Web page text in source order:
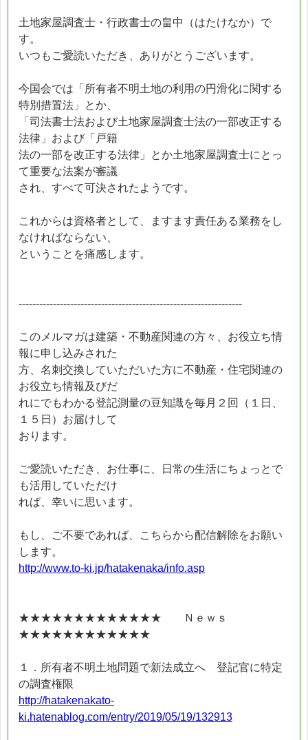
土地家屋調査士・行政書士の畠中（はたけなか）で
す。
いつもご愛読いただき、ありがとうございます。
今国会では「所有者不明土地の利用の円滑化に関する
特別措置法」とか、
「司法書士法および土地家屋調査士法の一部改正する
法律」および「戸籍
法の一部を改正する法律」とか土地家屋調査士にとっ
て重要な法案が審議
され、すべて可決されたようです。
これからは資格者として、ますます責任ある業務をし
なければならない、
ということを痛感します。
-----------------------------------------------------------------
このメルマガは建築・不動産関連の方々、お役立ち情
報に申し込みされた
方、名刺交換していただいた方に不動産・住宅関連の
お役立ち情報及びだ
れにでもわかる登記測量の豆知識を毎月２回（１日、
１５日）お届けして
おります。
ご愛読いただき、お仕事に、日常の生活にちょっとで
も活用していただけ
れば、幸いに思います。
もし、ご不要であれば、こちらから配信解除をお願い
します。
http://www.to-ki.jp/hatakenaka/info.asp
★★★★★★★★★★★★★ Ｎｅｗｓ
★★★★★★★★★★★★
１．所有者不明土地問題で新法成立へ 登記官に特定
の調査権限
http://hatakenakato-
ki.hatenablog.com/entry/2019/05/19/132913